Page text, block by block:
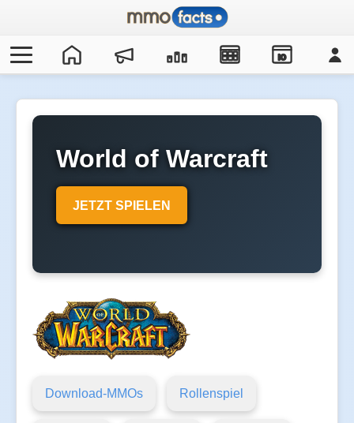
IO
World of Warcraft
JETZT SPIELEN
Download-MMOs Rollenspiel